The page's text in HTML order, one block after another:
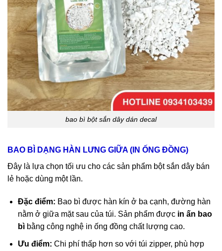
bao bì bột sắn dây dán decal
BAO BÌ DẠNG HÀN LƯNG GIỮA (IN ỐNG ĐỒNG)
Đây là lựa chọn tối ưu cho các sản phẩm bột sắn dây bán
lẻ hoặc dùng một lần.
Đặc điểm: Bao bì được hàn kín ở ba cạnh, đường hàn
nằm ở giữa mặt sau của túi. Sản phẩm được in ấn bao
bìbằng công nghệ in ống đồng chất lượng cao.
Ưu điểm: Chi phí thấp hơn so với túi zipper, phù hợp